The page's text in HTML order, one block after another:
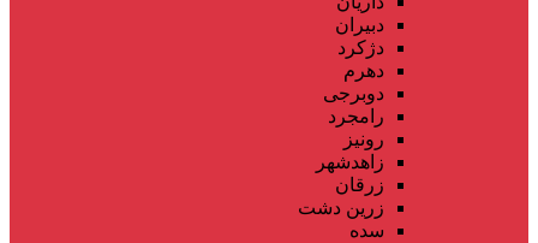
دبیران
دژکرد
دهرم
دوبرجی
رامجرد
رونیز
زاهدشهر
زرقان
زرین دشت
سده